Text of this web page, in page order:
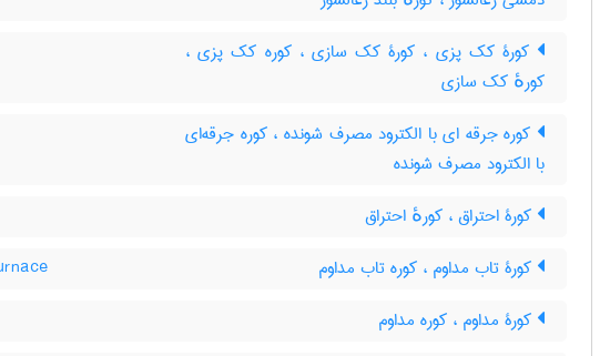
کورۀ کک پزی ، کورۀ کک سازی ، کوره کک پزی ،
کورهٔ کک سازی
کوره جرقه ای با الکترود مصرف شونده ، کوره جرقه‌ای
با الکترود مصرف شونده
کورۀ احتراق ، کورهٔ احتراق
کورۀ تاب مداوم ، کوره تاب مداوم
کورۀ مداوم ، کوره مداوم